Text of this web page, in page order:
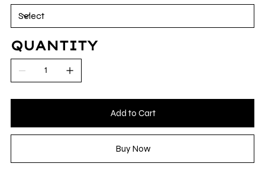
QUANTITY
Add to Cart
Buy Now